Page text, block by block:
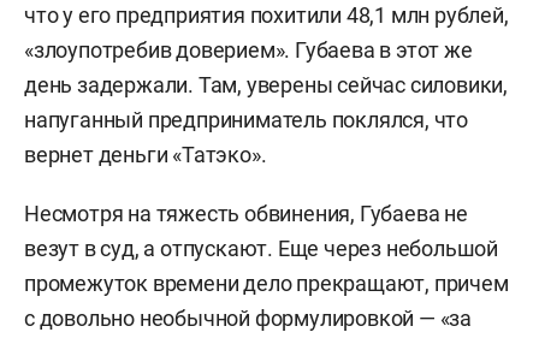
что у его предприятия похитили 48,1 млн рублей,
«злоупотребив доверием». Губаева в этот же
день задержали. Там, уверены сейчас силовики,
напуганный предприниматель поклялся, что
вернет деньги «Татэко».
Несмотря на тяжесть обвинения, Губаева не
везут в суд, а отпускают. Еще через небольшой
промежуток времени дело прекращают, причем
с довольно необычной формулировкой — «за